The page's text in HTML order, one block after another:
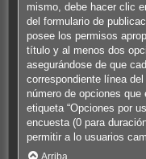
mismo, debe hacer clic
del formulario de
posee los permisos
título y al menos dos
asegurándose de que
correspondiente línea
número de opciones
etiqueta “Opciones por
encuesta (0 para
permitir a lo usuarios
Arriba